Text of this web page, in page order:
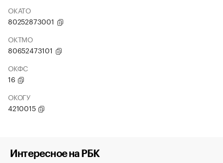
ОКАТО
80252873001
ОКТМО
80652473101
ОКФС
16
ОКОГУ
4210015
Интересное на РБК